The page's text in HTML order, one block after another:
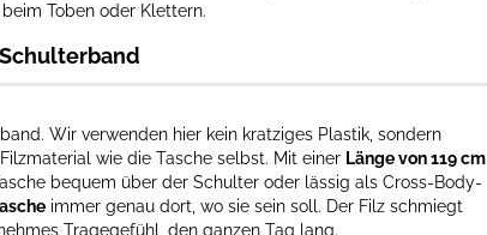
Toben oder Klettern.
Wir verwenden hier kein kratziges Plastik, sondern
wie die Tasche selbst. Mit einer Länge von 119 cm
bequem über der Schulter oder lässig als Cross-Body-
immer genau dort, wo sie sein soll. Der Filz schmiegt
Tragegefühl, den ganzen Tag lang.